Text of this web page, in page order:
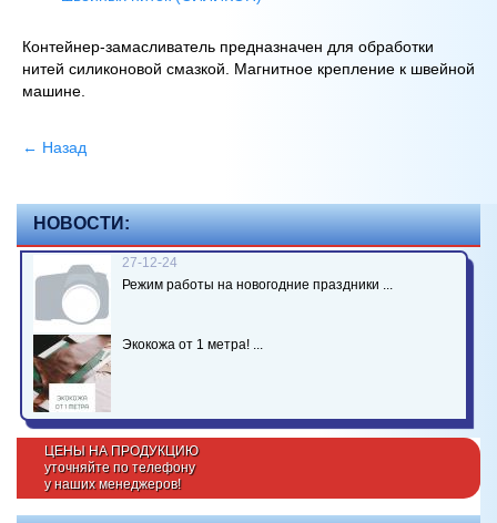
НОВОСТИ:
27-12-24
Режим работы на новогодние праздники ...
Экокожа от 1 метра! ...
ЦЕНЫ НА ПРОДУКЦИЮ
уточняйте по телефону
у наших менеджеров!
Контейнер-замасливатель предназначен для обработки
нитей силиконовой смазкой. Магнитное крепление к швейной
машине.
← Назад